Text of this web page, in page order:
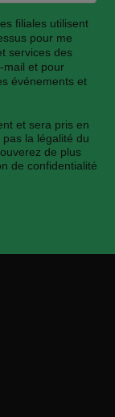
filiales utilisent
pour me
services des
mail et pour
événements et
et sera pris en
la légalité du
de plus
de confidentialité